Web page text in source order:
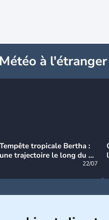
à l'étranger
Tempête tropicale Bertha :
une trajectoire le long du du
22/07